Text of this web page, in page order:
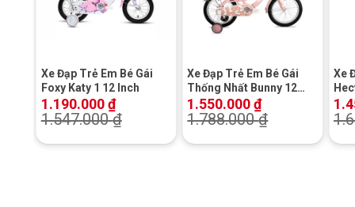
Xe Đạp Trẻ Em Bé Gái
Foxy Katy 1 12 Inch
1.190.000₫
1.547.000₫
+
Xe Đạp Trẻ Em Bé Gái
Thống Nhất Bunny 12
Inch
1.550.000₫
1.788.000₫
Xe